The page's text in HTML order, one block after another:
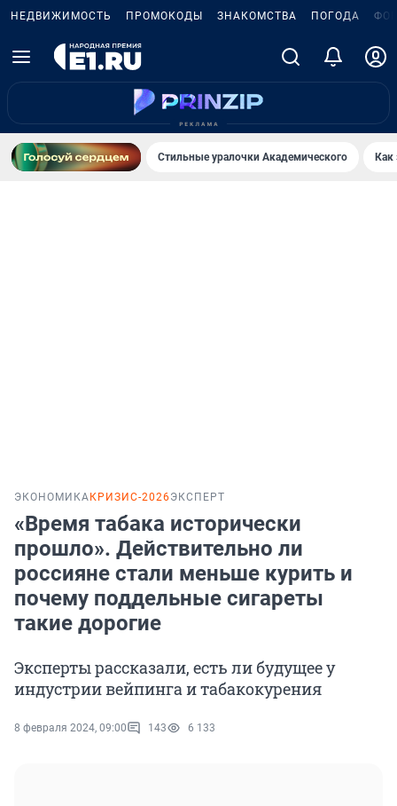
НЕДВИЖИМОСТЬ ПРОМОКОДЫ ЗНАКОМСТВА ПОГОДА
Стильные уралочки Академического
ЭКОНОМИКА КРИЗИС-2026ЭКСПЕРТ
«Время табака исторически
прошло». Действительно ли
россияне стали меньше курить и
почему поддельные сигареты
такие дорогие
Эксперты рассказали, есть ли будущее у
индустрии вейпинга и табакокурения
8 февраля 2024, 09:00 143 6 133